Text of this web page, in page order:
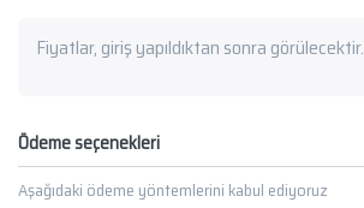
Fiyatlar, giriş yapıldıktan sonra görülecektir.
Ödeme seçenekleri
Aşağıdaki ödeme yöntemlerini kabul ediyoruz